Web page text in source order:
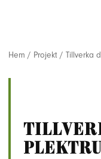
Hem / Projekt / Tillverka